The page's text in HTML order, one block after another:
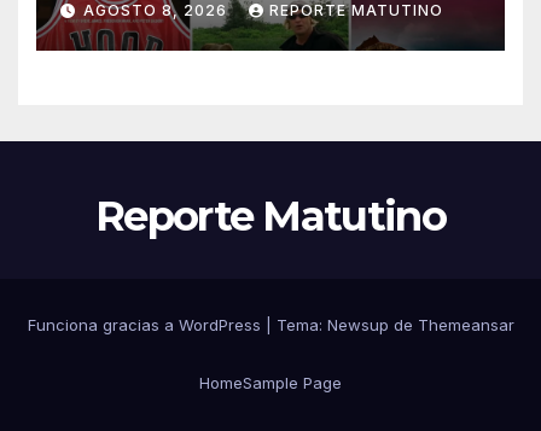
AGOSTO 8, 2026 REPORTE MATUTINO
Reporte Matutino
Funciona gracias a WordPress Tema: Newsup de Themeansar
HomeSample Page